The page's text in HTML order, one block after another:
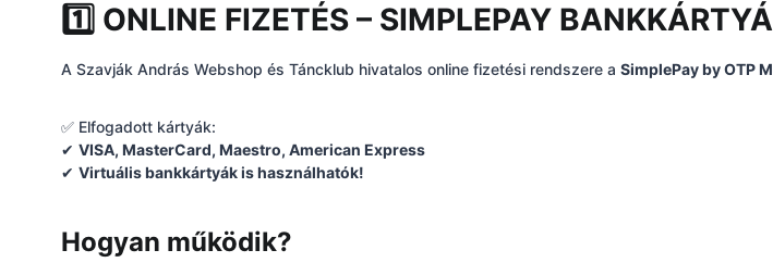
1️⃣ ONLINE FIZETÉS – SIMPLEPAY
A Szavják András Webshop és Táncklub hivatalos online fizetési rendszere a SimplePay by OTP
✅ Elfogadott kártyák:
✔ VISA, MasterCard, Maestro, American Express
✔ Virtuális bankkártyák is használhatók!
Hogyan működik?